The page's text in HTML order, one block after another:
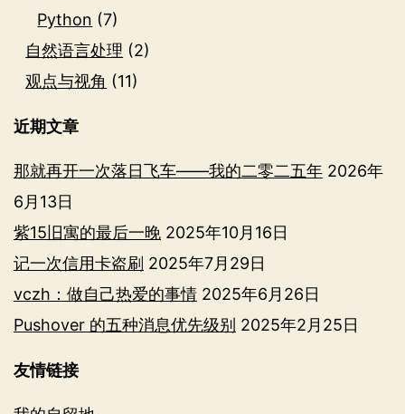
Python (7)
自然语言处理 (2)
观点与视角 (11)
近期文章
那就再开一次落日飞车——我的二零二五年 2026年
6月13日
紫15旧寓的最后一晚 2025年10月16日
记一次信用卡盗刷 2025年7月29日
vczh：做自己热爱的事情 2025年6月26日
Pushover 的五种消息优先级别 2025年2月25日
友情链接